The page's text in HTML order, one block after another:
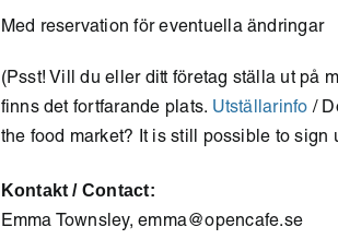
Med reservation för eventuella ändringar
(Psst! Vill du eller ditt företag ställa ut på
finns det fortfarande plats. Utställarinfo /
the food market? It is still possible to sign
Kontakt / Contact:
Emma Townsley, emma@opencafe.se